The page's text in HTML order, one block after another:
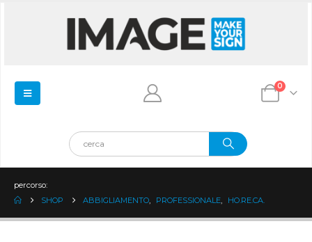
0
percorso:
SHOP
ABBIGLIAMENTO PROFESSIONALE HO.RE.CA.